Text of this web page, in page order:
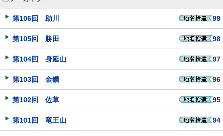
第106回 助川 99
第105回 勝田 98
第104回 身延山 97
第103回 金鑽 96
第102回 佐草 95
第101回 竜王山 94